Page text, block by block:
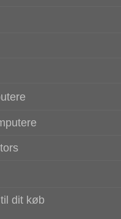
dit køb